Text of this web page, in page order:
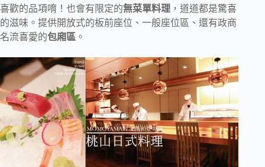
喜歡的品項唷！也會有限定的無菜單料理 ，道道都是驚喜
的滋味。提供開放式的板前座位、一般座位區、還有政商
名流喜愛的包廂區 。